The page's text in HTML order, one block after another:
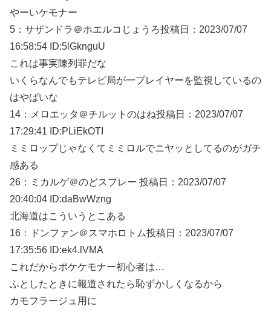
やーいケモナー
5： サザンドラ＠ホエルコじょうろ投稿日：2023/07/07
16:58:54 ID:5lGknguU
これは事実陳列罪だな
いくらなんでもテレビ局が一プレイヤーを監視しているの
はやばいな
14：
メロエッタ＠チルットのはね投稿日：2023/07/07
17:29:41 ID:PLiEkOTI
ミミロップじゃなくてミミロルでニヤッとしてるのがガチ
感ある
26：
ミカルゲ＠のどスプレー 投稿日：2023/07/07
20:40:04 ID:daBwWzng
北海道はこういうとこある
16：
ドンファン＠スマホロトム投稿日：2023/07/07
17:35:56 ID:ek4.lVMA
これだからポケケモナー初心者は…
ふとしたときに報道されたら恥ずかしくなるから
カモフラージュ用に